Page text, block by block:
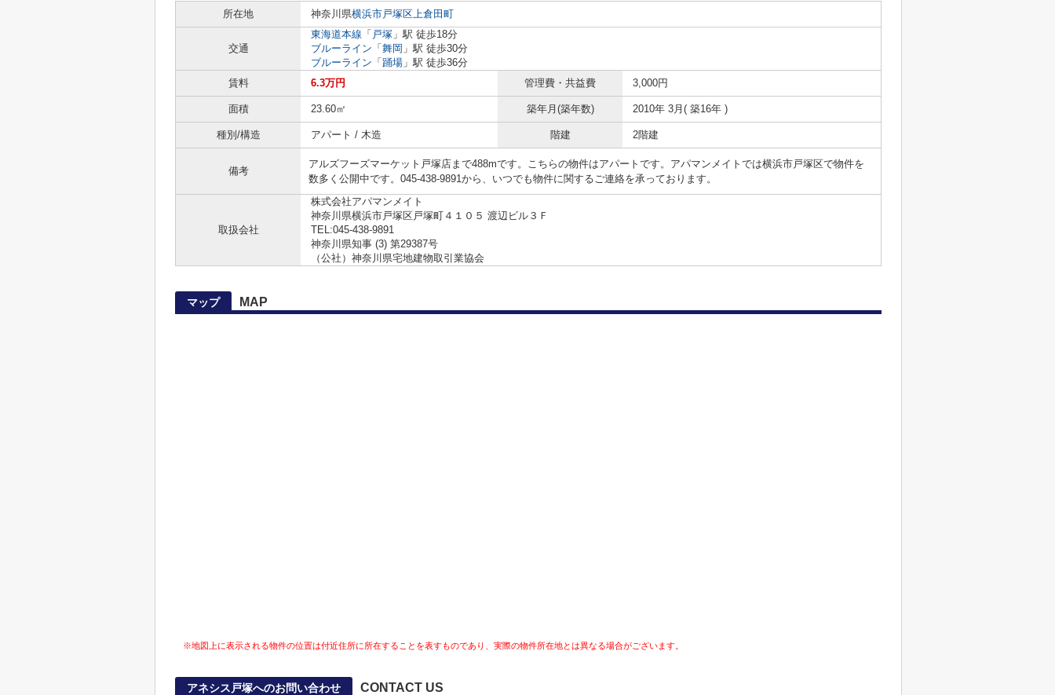
所在地
神奈川県横浜市戸塚区上倉田町
交通
東海道本線 「 戸塚 」駅 徒歩18分
ブルーライン 「 舞岡 」駅 徒歩30分
ブルーライン 「 踊場 」駅 徒歩36分
賃料
6.3万円 管理費・共益費 3,000円
面積 23.60㎡ 築年月(築年数) 2010年 3月( 築16年 )
種別/構造 アパート / 木造 階建 2階建
備考
アルズフーズマーケット戸塚店まで488mです。こちらの物件はアパートです。アパマンメイトでは横浜市戸塚区で物件を
数多く公開中です。045-438-9891から、いつでも物件に関するご連絡を承っております。
取扱会社
株式会社アパマンメイト
神奈川県横浜市戸塚区戸塚町４１０５ 渡辺ビル３Ｆ
TEL:045-438-9891
神奈川県知事 (3) 第29387号
（公社）神奈川県宅地建物取引業協会
マップ MAP
※地図上に表示される物件の位置は付近住所に所在することを表すものであり、実際の物件所在地とは異なる場合がございます。
アネシス戸塚へのお問い合わせ CONTACT US